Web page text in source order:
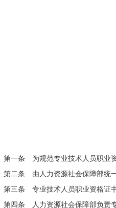
第一条 为规范专业技术人员职业
第二条 由人力资源社会保障部统
第三条 专业技术人员职业资格证
第四条 人力资源社会保障部负责